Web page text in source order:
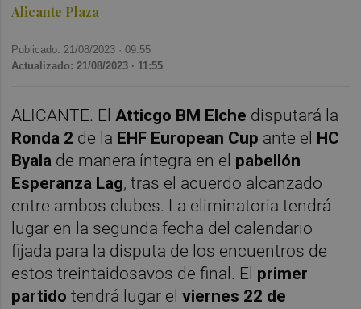
Alicante Plaza
Publicado: 21/08/2023 ·09:55
Actualizado: 21/08/2023 · 11:55
ALICANTE. ElAtticgo BM Elche disputará la
Ronda 2 de la EHF European Cup ante el
HC
Byala de manera íntegra en el pabellón
Esperanza Lag, tras el acuerdo alcanzado
entre ambos clubes. La eliminatoria tendrá
lugar en la segunda fecha del calendario
fijada para la disputa de los encuentros de
estos treintaidosavos de final. El primer
partido tendrá lugar elviernes 22 de